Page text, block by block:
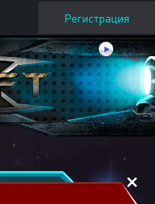
Регистрация